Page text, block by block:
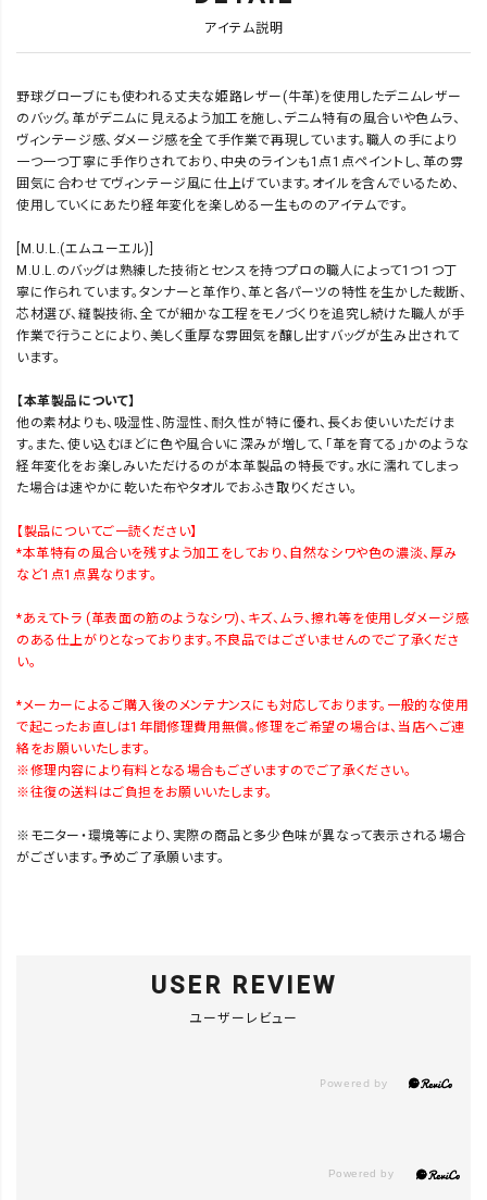
アイテム説明
野球グローブにも使われる丈夫な姫路レザー(牛革)を使用したデニムレザー
のバッグ。革がデニムに見えるよう加工を施し、デニム特有の風合いや色ムラ、
ヴィンテージ感、ダメージ感を全て手作業で再現しています。職人の手により
一つ一つ丁寧に手作りされており、中央のラインも1点1点ペイントし、革の雰
囲気に合わせてヴィンテージ風に仕上げています。オイルを含んでいるため、
使用していくにあたり経年変化を楽しめる一生もののアイテムです。
[M.U.L.(エムユーエル)]
M.U.L.のバッグは熟練した技術とセンスを持つプロの職人によって1つ1つ丁
寧に作られています。タンナーと革作り、革と各パーツの特性を生かした裁断、
芯材選び、縫製技術、全てが細かな工程をモノづくりを追究し続けた職人が手
作業で行うことにより、美しく重厚な雰囲気を醸し出すバッグが生み出されて
います。
【本革製品について】
他の素材よりも、吸湿性、防湿性、耐久性が特に優れ、長くお使いいただけま
す。また、使い込むほどに色や風合いに深みが増して、「革を育てる」かのような
経年変化をお楽しみいただけるのが本革製品の特長です。水に濡れてしまっ
た場合は速やかに乾いた布やタオルでおふき取りください。
【製品についてご一読ください】
*本革特有の風合いを残すよう加工をしており、自然なシワや色の濃淡、厚み
など1点1点異なります。
*あえてトラ (革表面の筋のようなシワ)、キズ、ムラ、擦れ等を使用しダメージ感
のある仕上がりとなっております。不良品ではございませんのでご了承くださ
い。
*メーカーによるご購入後のメンテナンスにも対応しております。一般的な使用
で起こったお直しは1年間修理費用無償。修理をご希望の場合は、当店へご連
絡をお願いいたします。
※修理内容により有料となる場合もございますのでご了承ください。
※往復の送料はご負担をお願いいたします。
※モニター・環境等により、実際の商品と多少色味が異なって表示される場合
がございます。予めご了承願います。
USER REVIEW
ユーザーレビュー